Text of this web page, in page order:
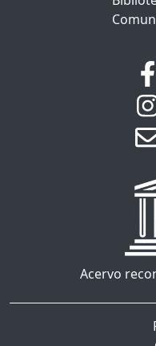
Acervo